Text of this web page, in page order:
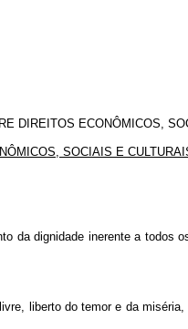
DIREITOS ECONÔMICOS,
SOCIAIS E
da dignidade inerente a
liberto do temor e da